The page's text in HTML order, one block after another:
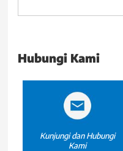
Hubungi Kami
Kunjungi dan Hubungi
Kami